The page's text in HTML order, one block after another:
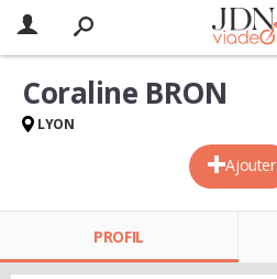
Ajouter
Coraline BRON
LYON
PROFIL